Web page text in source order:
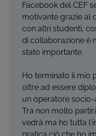
Facebook del CEF
motivante grazie al
con altri studenti,
di collaborazione è
stato importante.
Ho terminato il mio
oltre ad essere
un operatore socio-
Tra non molto
vedrà ma ho tutta